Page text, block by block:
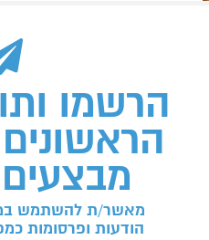
הרשמו
מבצעים
מאשר/ת להשתמש
הודעות ופרסומות